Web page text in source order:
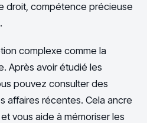
droit, compétence précieuse
complexe comme la
Après avoir étudié les
pouvez consulter des
affaires récentes. Cela ancre
vous aide à mémoriser les